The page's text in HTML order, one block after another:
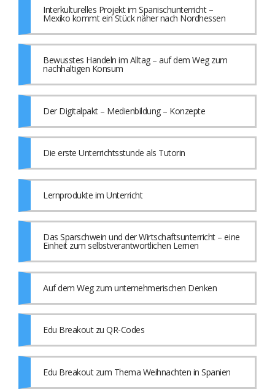
Interkulturelles Projekt im Spanischunterricht –
Mexiko kommt ein Stück näher nach Nordhessen
Bewusstes Handeln im Alltag – auf dem Weg zum
nachhaltigen Konsum
Der Digitalpakt – Medienbildung – Konzepte
Die erste Unterrichtsstunde als Tutorin
Lernprodukte im Unterricht
Das Sparschwein und der Wirtschaftsunterricht – eine
Einheit zum selbstverantwortlichen Lernen
Auf dem Weg zum unternehmerischen Denken
Edu Breakout zu QR-Codes
Edu Breakout zum Thema Weihnachten in Spanien